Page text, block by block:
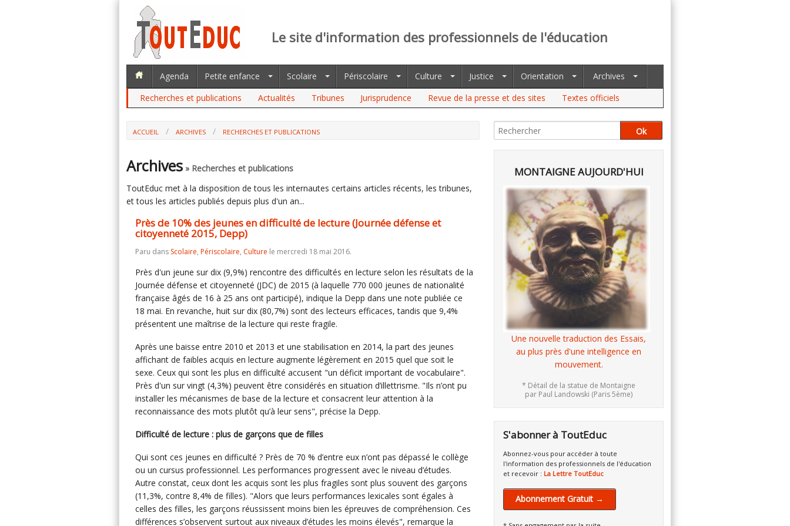
Le site d'information des professionnels de l'éducation
Agenda Petite enfance Scolaire Périscolaire Culture Justice Orientation
Archives
Recherches et publications
Actualités Tribunes Jurisprudence Revue de la presse et des sites Textes officiels
ACCUEIL ARCHIVES
RECHERCHES ET PUBLICATIONS
Archives » Recherches et publications
ToutEduc met à la disposition de tous les internautes certains articles récents, les tribunes,
et tous les articles publiés depuis plus d'un an...
Près de 10% des jeunes en difficulté de lecture (Journée défense et
citoyenneté 2015, Depp)
Paru dans Scolaire, Périscolaire, Culture le mercredi 18 mai 2016.
Près d'un jeune sur dix (9,9%) rencontre des difficultés en lecture selon les résultats de la
Journée défense et citoyenneté (JDC) de 2015 (à laquelle 770 000 jeunes de nationalité
française âgés de 16 à 25 ans ont participé), indique la Depp dans une note publiée ce
18 mai. En revanche, huit sur dix (80,7%) sont des lecteurs efficaces, tandis que 9,4%
présentent une maîtrise de la lecture qui reste fragile.
Après une baisse entre 2010 et 2013 et une stabilisation en 2014, la part des jeunes
affichant de faibles acquis en lecture augmente légèrement en 2015 quel que soit le
sexe. Ceux qui sont les plus en difficulté accusent "un déficit important de vocabulaire".
Près d'un sur vingt (4,3%) peuvent être considérés en situation d’illettrisme. "Ils n’ont pu
installer les mécanismes de base de la lecture et consacrent leur attention à la
reconnaissance des mots plutôt qu’à leur sens", précise la Depp.
Difficulté de lecture : plus de garçons que de filles
Qui sont ces jeunes en difficulté ? Près de 70 % d’entre eux n’ont pas dépassé le collège
ou un cursus professionnel. Les performances progressent avec le niveau d’études.
Autre constat, ceux dont les acquis sont les plus fragiles sont plus souvent des garçons
(11,3%, contre 8,4% de filles). "Alors que leurs performances lexicales sont égales à
celles des filles, les garçons réussissent moins bien les épreuves de compréhension. Ces
différences s’observent surtout aux niveaux d’études les moins élevés", remarque la
MONTAIGNE AUJOURD'HUI
Une nouvelle traduction des Essais,
au plus près d'une intelligence en
mouvement.
* Détail de la statue de Montaigne
par Paul Landowski (Paris 5ème)
S'abonner à ToutEduc
Abonnez-vous pour accéder à toute
l'information des professionnels de l'éducation
et recevoir : La Lettre ToutEduc
Abonnement Gratuit →